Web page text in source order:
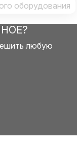
оборудования
любую